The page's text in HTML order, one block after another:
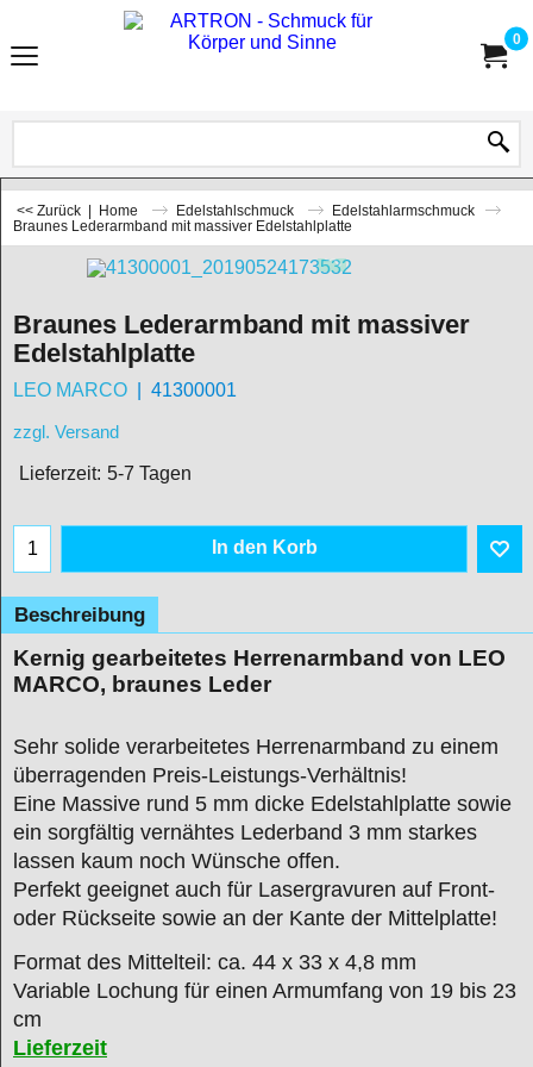
0
<< Zurück | Home Edelstahlschmuck
Edelstahlarmschmuck
Braunes Lederarmband mit massiver Edelstahlplatte
Braunes Lederarmband mit massiver
Edelstahlplatte
LEO MARCO 41300001
zzgl. Versand
Lieferzeit: 5-7 Tagen
In den Korb
Beschreibung
Kernig gearbeitetes Herrenarmband von LEO
MARCO, braunes Leder
Sehr solide verarbeitetes Herrenarmband zu einem
überragenden Preis-Leistungs-Verhältnis!
Eine Massive rund 5 mm dicke Edelstahlplatte sowie
ein sorgfältig vernähtes Lederband 3 mm starkes
lassen kaum noch Wünsche offen.
Perfekt geeignet auch für Lasergravuren auf Front-
oder Rückseite sowie an der Kante der Mittelplatte!
Format des Mittelteil: ca. 44 x 33 x 4,8 mm
Variable Lochung für einen Armumfang von 19 bis 23
cm
Lieferzeit